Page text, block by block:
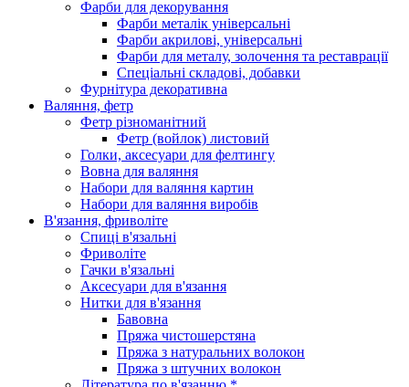
Фарби для декорування
Фарби металік універсальні
Фарби акрилові, універсальні
Фарби для металу, золочення та реставрації
Спеціальні складові, добавки
Фурнітура декоративна
Валяння, фетр
Фетр різноманітний
Фетр (войлок) листовий
Голки, аксесуари для фелтингу
Вовна для валяння
Набори для валяння картин
Набори для валяння виробів
В'язання, фриволіте
Спиці в'язальні
Фриволіте
Гачки в'язальні
Аксесуари для в'язання
Нитки для в'язання
Бавовна
Пряжа чистошерстяна
Пряжа з натуральних волокон
Пряжа з штучних волокон